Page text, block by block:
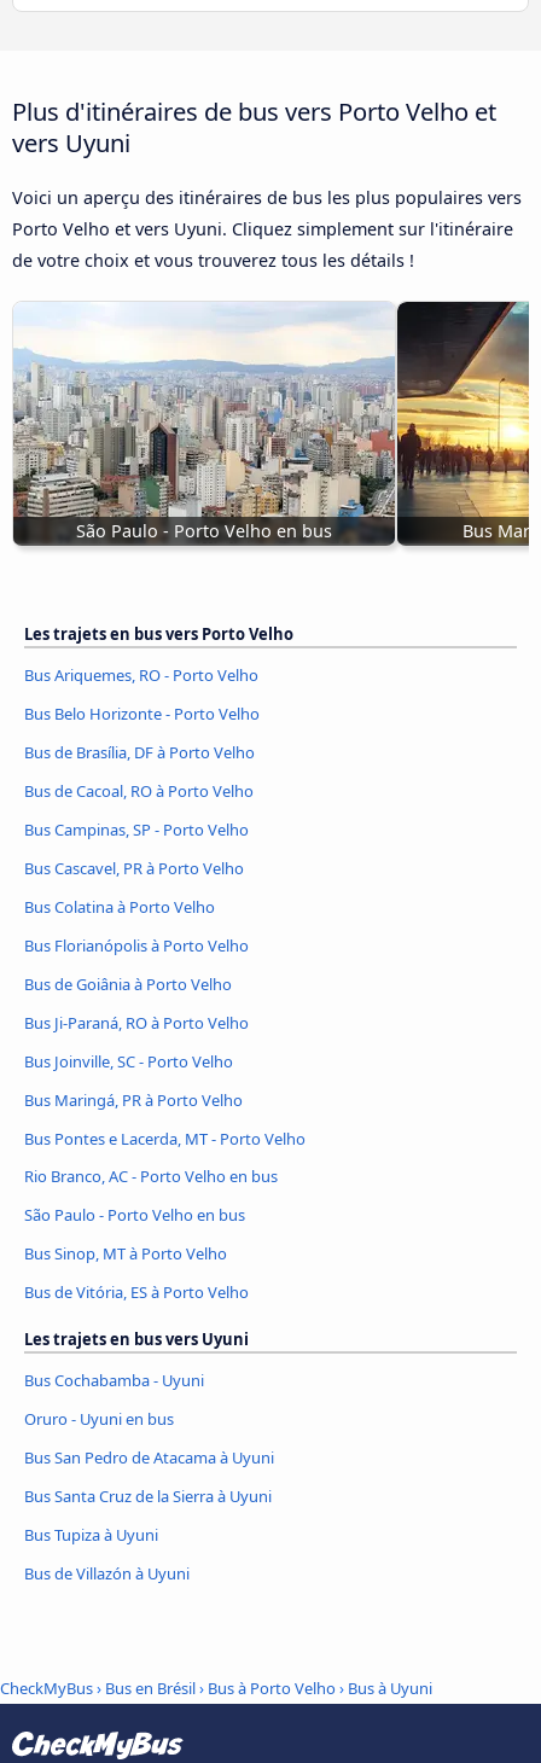
Plus d'itinéraires de bus vers Porto Velho et
vers Uyuni
Voici un aperçu des itinéraires de bus les plus populaires vers
Porto Velho et vers Uyuni. Cliquez simplement sur l'itinéraire
de votre choix et vous trouverez tous les détails !
São Paulo - Porto Velho en bus Bus
Les trajets en bus vers Porto Velho
Bus Ariquemes, RO - Porto Velho
Bus Belo Horizonte - Porto Velho
Bus de Brasília, DF à Porto Velho
Bus de Cacoal, RO à Porto Velho
Bus Campinas, SP - Porto Velho
Bus Cascavel, PR à Porto Velho
Bus Colatina à Porto Velho
Bus Florianópolis à Porto Velho
Bus de Goiânia à Porto Velho
Bus Ji-Paraná, RO à Porto Velho
Bus Joinville, SC - Porto Velho
Bus Maringá, PR à Porto Velho
Bus Pontes e Lacerda, MT - Porto Velho
Rio Branco, AC - Porto Velho en bus
São Paulo - Porto Velho en bus
Bus Sinop, MT à Porto Velho
Bus de Vitória, ES à Porto Velho
Les trajets en bus vers Uyuni
Bus Cochabamba - Uyuni
Oruro - Uyuni en bus
Bus San Pedro de Atacama à Uyuni
Bus Santa Cruz de la Sierra à Uyuni
Bus Tupiza à Uyuni
Bus de Villazón à Uyuni
CheckMyBus› Bus en Brésil› Bus à Porto Velho› Bus à Uyuni